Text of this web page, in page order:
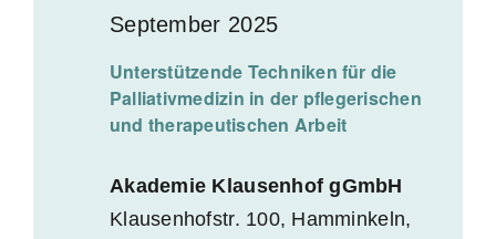
Unterstützende Techniken für die
Palliativmedizin in der pflegerischen
und therapeutischen Arbeit
September 2025
Akademie Klausenhof gGmbH
Klausenhofstr. 100, Hamminkeln,